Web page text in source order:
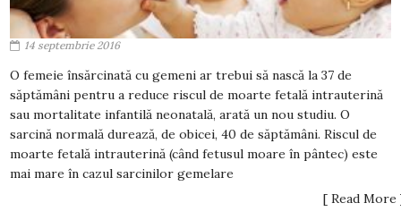
14 septembrie 2016
O femeie însărcinată cu gemeni ar trebui să nască la 37 de
săptămâni pentru a reduce riscul de moarte fetală intrauterină
sau mortalitate infantilă neonatală, arată un nou studiu. O
sarcină normală durează, de obicei, 40 de săptămâni. Riscul de
moarte fetală intrauterină (când fetusul moare în pântec) este
mai mare în cazul sarcinilor gemelare
[ Read More